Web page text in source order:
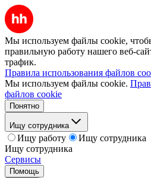
Мы используем файлы cookie,
правильную работу нашего веб-
трафик.
Правила использования файлов
Мы используем файлы cookie.
файлов cookie
Понятно
Ищу сотрудника
Ищу работу
Ищу сотрудника
Ищу сотрудника
Сервисы
Помощь